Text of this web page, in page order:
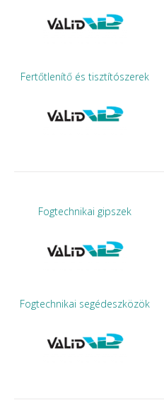
Fertőtlenítő és tisztítószerek
Fogtechnikai gipszek
Fogtechnikai segédeszközök